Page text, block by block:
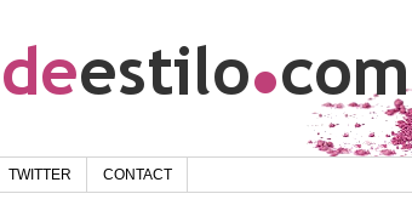
TWITTER CONTACT